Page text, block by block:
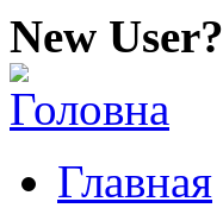
New User?
Главная